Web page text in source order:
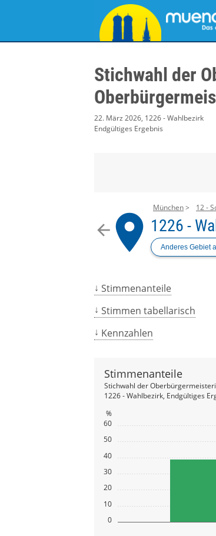
Stichwahl der
22. März 2026, 1226 - Wahlbezirk
Endgültiges Ergebnis
arrow_backplace
München 12 -
1226 -
Anderes Gebiet
Stimmenanteile
Stimmen tabellarisch
Kennzahlen
0
10
20
30
40
50
60
%
Stimmenanteile
Stichwahl der
1226 - Wahlbezirk, Endgültiges